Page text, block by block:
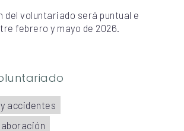
del voluntariado será puntual e
febrero y mayo de 2026.
accidentes